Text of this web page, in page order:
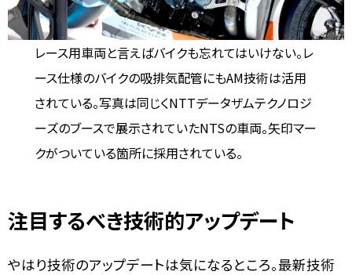
レース用車両と言えばバイクも忘れてはいけない。レ
ース仕様のバイクの吸排気配管にもAM技術は活用
されている。写真は同じくNTTデータザムテクノロジ
ーズのブースで展示されていたNTSの車両。矢印マー
クがついている箇所に採用されている。
注目するべき技術的アップデート
やはり技術のアップデートは気になるところ。最新技術